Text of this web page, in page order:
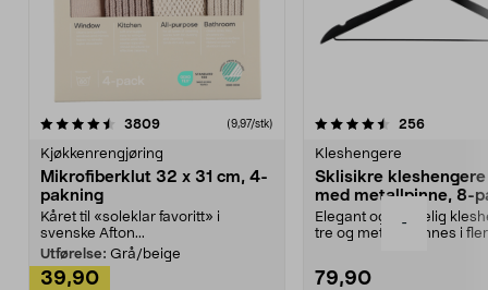
-
3809anmeldelser(9,97/stk)
Kjøkkenrengjøring
Mikrofiberklut 32 x 31 cm, 4-
pakning
Kåret til «soleklar favoritt» i
svenske Afton...
Utførelse: Grå/beige
39,90
4.5av 5 stjerner 256
Kleshengere
Sklisikre
med metallpinne, 8-
Elegant og skikkelig
tre og metall – finnes i
79,90
4.5av 5 stjerner